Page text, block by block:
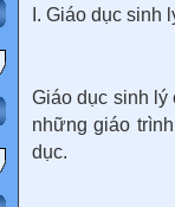
I. Giáo dục sinh
Giáo dục sinh
những giáo
dục.